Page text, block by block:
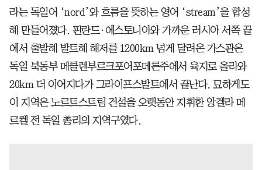
라는 독일어 ‘nord’와 흐름을 뜻하는 영어 ‘stream’을 합성
해 만들어졌다. 핀란드·에스토니아와 가까운 러시아 서쪽 끝
에서 출발해 발트해 해저를 1200km 넘게 달려온 가스관은
독일 북동부 메클렌부르크포어포메른주에서 육지로 올라와
20km 더 이어지다가 그라이프스발트에서 끝난다. 묘하게도
이 지역은 노르트스트림 건설을 오랫동안 지휘한 앙겔라 메
르켈 전 독일 총리의 지역구였다.